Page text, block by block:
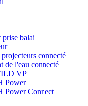
balai
connecté
de l'eau connecté
VP
Power
Power Connect